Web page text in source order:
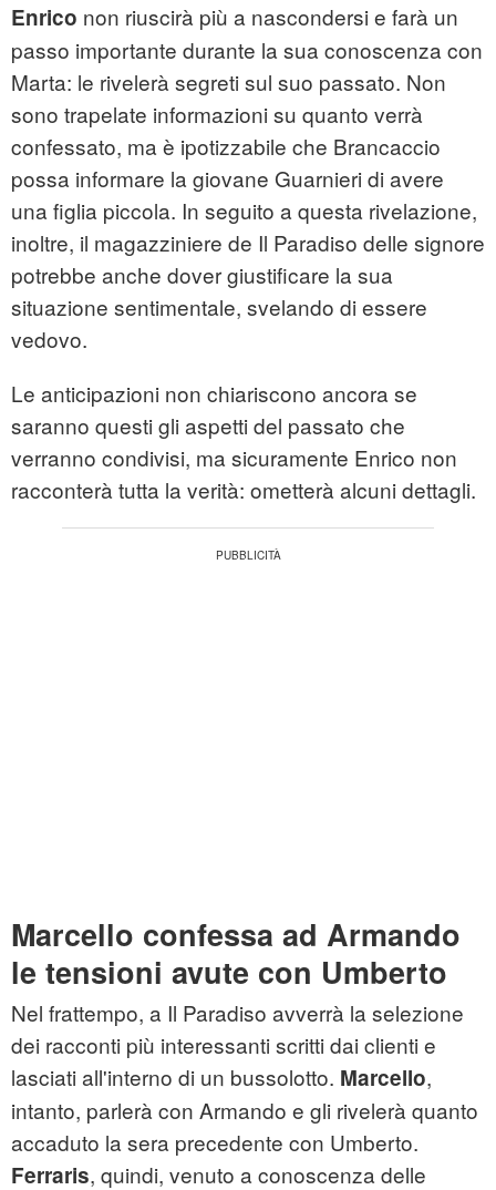
Enrico non riuscirà più a nascondersi e farà un
passo importante durante la sua conoscenza con
Marta: le rivelerà segreti sul suo passato. Non
sono trapelate informazioni su quanto verrà
confessato, ma è ipotizzabile che Brancaccio
possa informare la giovane Guarnieri di avere
una figlia piccola. In seguito a questa rivelazione,
inoltre, il magazziniere de Il Paradiso delle signore
potrebbe anche dover giustificare la sua
situazione sentimentale, svelando di essere
vedovo.
Le anticipazioni non chiariscono ancora se
saranno questi gli aspetti del passato che
verranno condivisi, ma sicuramente Enrico non
racconterà tutta la verità: ometterà alcuni dettagli.
Marcello confessa ad Armando
le tensioni avute con Umberto
Nel frattempo, a Il Paradiso avverrà la selezione
dei racconti più interessanti scritti dai clienti e
lasciati all'interno di un bussolotto. Marcello,
intanto, parlerà con Armando e gli rivelerà quanto
accaduto la sera precedente con Umberto.
Ferraris, quindi, venuto a conoscenza delle